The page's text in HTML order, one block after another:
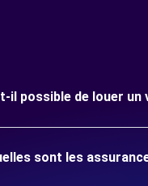
il possible de louer un
sont les